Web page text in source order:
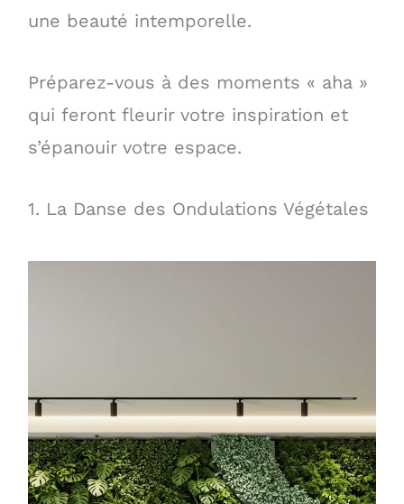
une beauté intemporelle.
Préparez-vous à des moments « aha »
qui feront fleurir votre inspiration et
s’épanouir votre espace.
1. La Danse des Ondulations Végétales